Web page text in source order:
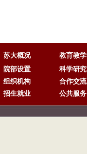
苏大概况
教育教学
院部设置
科学研究
组织机构
合作交流
招生就业
公共服务